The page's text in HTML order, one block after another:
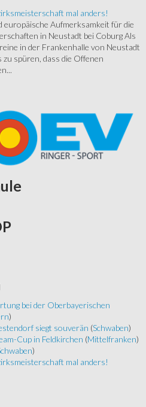
mal anders!
europäische Aufmerksamkeit für die
in Neustadt bei Coburg Als
in der Frankenhalle von Neustadt
spüren, dass die Offenen
bei der Oberbayerischen
)
siegt souverän (Schwaben)
Cup in Feldkirchen (Mittelfranken)
)
mal anders!